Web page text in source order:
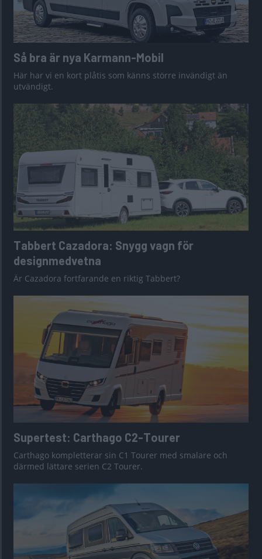
Så bra är nya Karmann-Mobil
Här har vi en kort plåtis som känns större invändigt än
utvändigt.
Tabbert Cazadora: Snygg vagn för
designmedvetna
Är Cazadora fortfarande en riktig Tabbert?
Supertest: Carthago C2-Tourer
Carthago kompletterar sin C1 Tourer med smalare och
därmed lättare serien C2 Tourer.